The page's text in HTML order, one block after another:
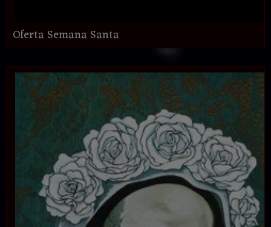
Oferta Semana Santa